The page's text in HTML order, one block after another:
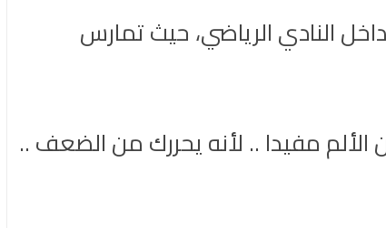
النادي الرياضي، حيث تمارس
الألم مفيدا .. لأنه يحررك من الضعف ..